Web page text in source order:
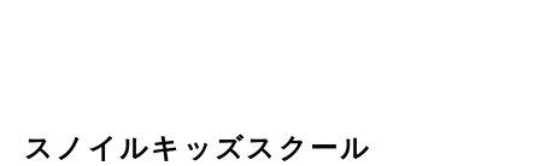
スノイルキッズスクール